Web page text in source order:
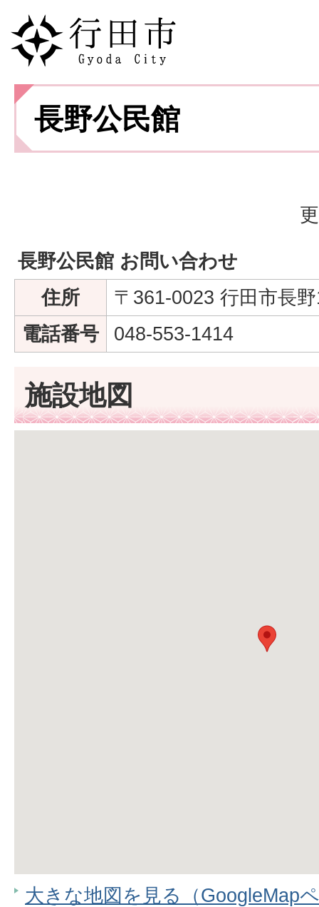
長野公民館
長野公民館 お問い合わせ
住所
〒361-0023 行田市長
電話番号
048-553-1414
施設地図
大きな地図を見る（GoogleMap